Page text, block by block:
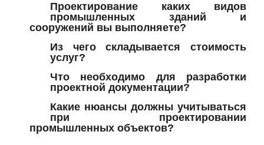
Проектирование каких видов
промышленных зданий и
сооружений вы выполняете?
Из чего складывается стоимость
услуг?
Что необходимо для разработки
проектной документации?
Какие нюансы должны учитываться
при проектировании
промышленных объектов?